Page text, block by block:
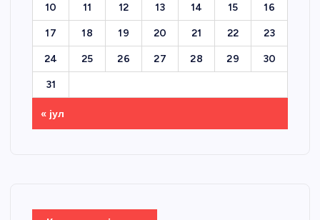
10 11 12 13 14 15 16
17 18 19 20 21 22 23
24 25 26 27 28 29 30
31
« јул